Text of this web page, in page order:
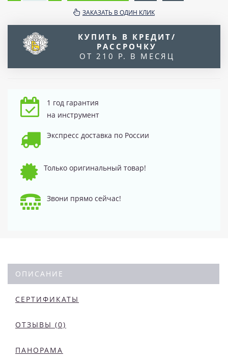
ЗАКАЗАТЬ В ОДИН КЛИК
КУПИТЬ В КРЕДИТ/
РАССРОЧКУ
ОТ 210 Р. В МЕСЯЦ
1 год гарантия
на инструмент
Экспресс доставка по России
Только оригинальный товар!
Звони прямо сейчас!
ОПИСАНИЕ
СЕРТИФИКАТЫ
ОТЗЫВЫ (0)
ПАНОРАМА